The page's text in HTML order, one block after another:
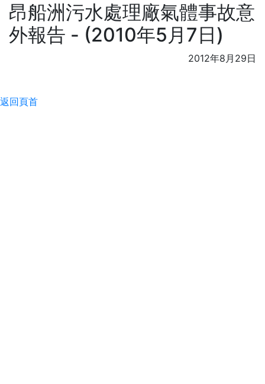
昂船洲污水處理廠氣體事故意
外報告 - (2010年5月7日)
2012年8月29日
返回頁首